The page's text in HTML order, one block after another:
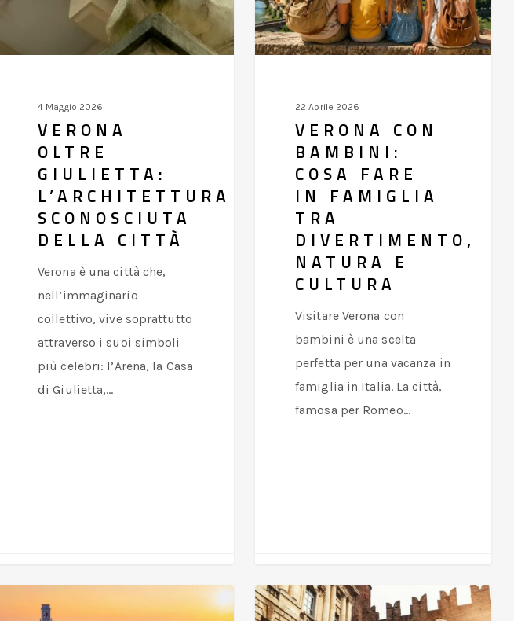
città
4 Maggio 2026
VERONA
OLTRE
GIULIETTA:
L’ARCHITETTURA
SCONOSCIUTA
DELLA CITTÀ
Verona è una città che,
nell’immaginario
collettivo, vive soprattutto
attraverso i suoi simboli
più celebri: l’Arena, la Casa
di Giulietta,…
in
famiglia
22 Aprile 2026
VERONA CON
BAMBINI:
COSA FARE
IN FAMIGLIA
TRA
DIVERTIMENTO,
NATURA E
CULTURA
Visitare Verona con
bambini è una scelta
perfetta per una vacanza in
famiglia in Italia. La città,
famosa per Romeo…
I